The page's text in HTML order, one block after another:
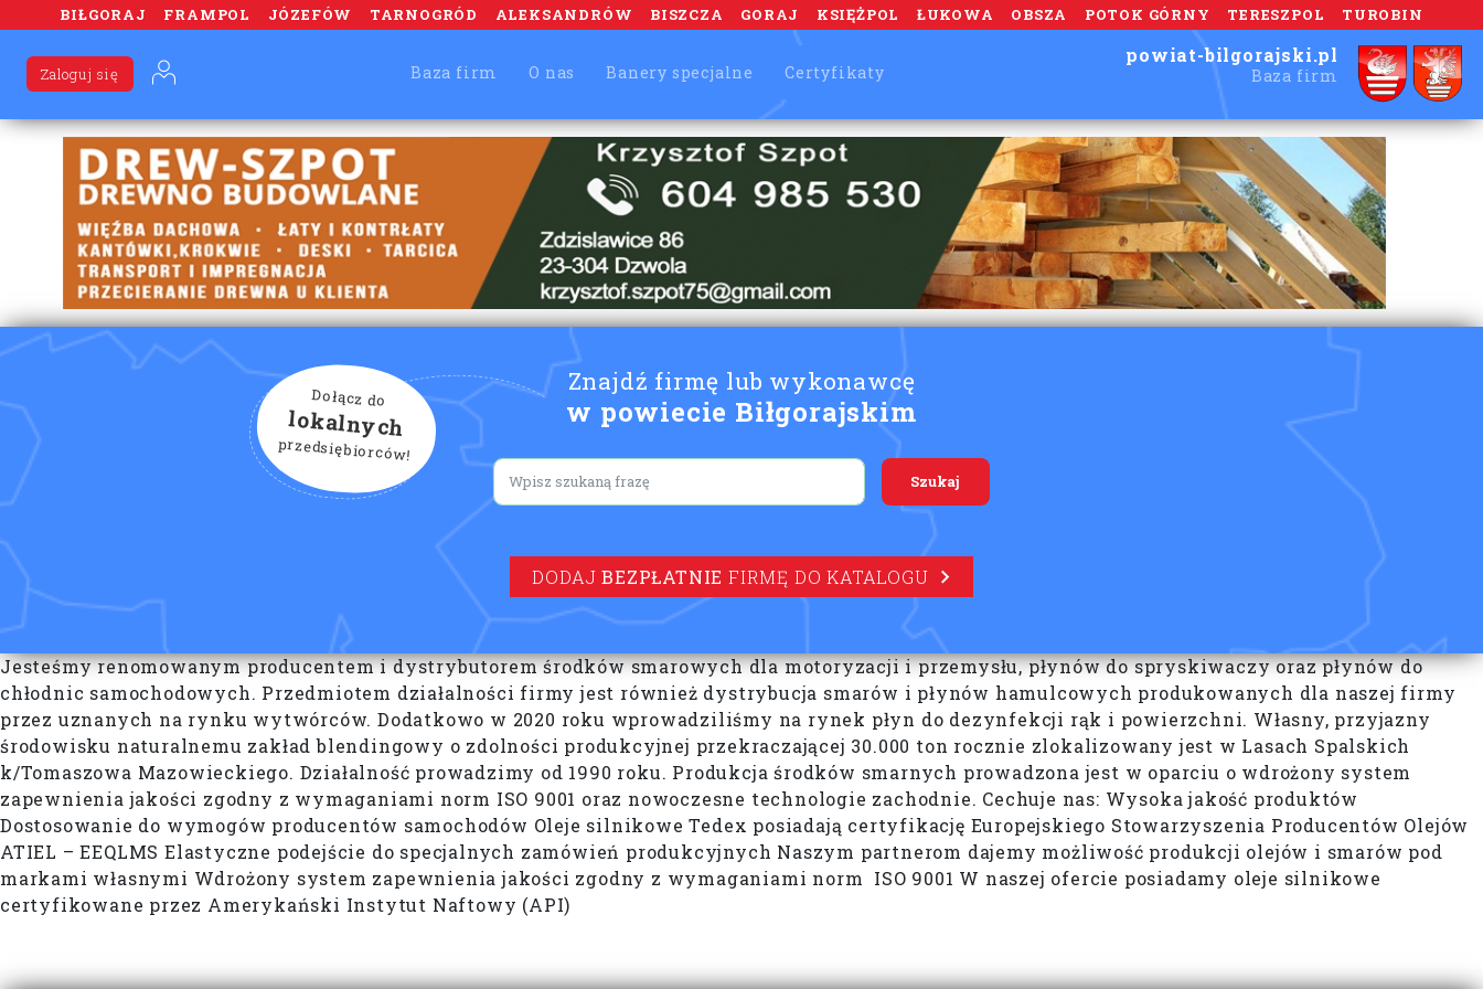
BIŁGORAJ FRAMPOL JÓZEFÓW TARNOGRÓD ALEKSANDRÓW BISZCZA GORAJ KSIĘŻPOL ŁUKOWA OBSZA POTOK GÓRNY TERESZPOL TUROBIN
Baza firm O nas Banery specjalne Certyfikaty
Zaloguj się
powiat-bilgorajski.pl
Baza firm
Znajdź firmę lub wykonawcę
w powiecie Biłgorajskim
Dołącz do
lokalnych
przedsiębiorców!
Lorem ipsum
DODAJBEZPŁATNIE FIRMĘ DO KATALOGU
Jesteśmy renomowanym producentem i dystrybutorem środków smarowych dla motoryzacji i przemysłu, płynów do spryskiwaczy oraz płynów do
chłodnic samochodowych. Przedmiotem działalności firmy jest również dystrybucja smarów i płynów hamulcowych produkowanych dla naszej firmy
przez uznanych na rynku wytwórców. Dodatkowo w 2020 roku wprowadziliśmy na rynek płyn do dezynfekcji rąk i powierzchni. Własny, przyjazny
środowisku naturalnemu zakład blendingowy o zdolności produkcyjnej przekraczającej 30.000 ton rocznie zlokalizowany jest w Lasach Spalskich
k/Tomaszowa Mazowieckiego. Działalność prowadzimy od 1990 roku. Produkcja środków smarnych prowadzona jest w oparciu o wdrożony system
zapewnienia jakości zgodny z wymaganiami norm ISO 9001 oraz nowoczesne technologie zachodnie. Cechuje nas: Wysoka jakość produktów
Dostosowanie do wymogów producentów samochodów Oleje silnikowe Tedex posiadają certyfikację Europejskiego Stowarzyszenia Producentów Olejów
ATIEL – EEQLMS Elastyczne podejście do specjalnych zamówień produkcyjnych Naszym partnerom dajemy możliwość produkcji olejów i smarów pod
markami własnymi Wdrożony system zapewnienia jakości zgodny z wymaganiami norm ISO 9001 W naszej ofercie posiadamy oleje silnikowe
certyfikowane przez Amerykański Instytut Naftowy (API)